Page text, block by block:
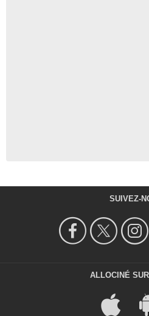
SUIVEZ-
ALLOCINÉ